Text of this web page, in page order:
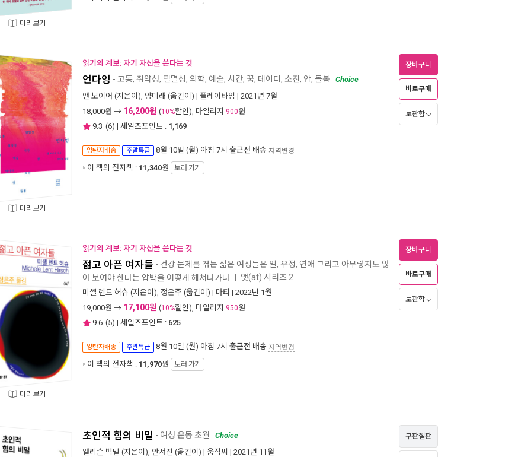
미리보기
미리보기
읽기의 계보: 자기 자신을 쓴다는 것
언다잉 - 고통, 취약성, 필멸성, 의학, 예술, 시간, 꿈, 데이터, 소진, 암, 돌봄
Choice
앤 보이어 (지은이), 양미래 (옮긴이) | 플레이타임 | 2021년 7월
18,000원 → 16,200원 (10%할인), 마일리지 900원
9.3 (6) | 세일즈포인트 : 1,169
양탄자배송 주말특급 8월 10일 (월) 아침 7시 출근전 배송 지역변경
이 책의 전자책 : 11,340원 보러 가기
장바구니
바로구매
보관함
미리보기
읽기의 계보: 자기 자신을 쓴다는 것
젊고 아픈 여자들 - 건강 문제를 겪는 젊은 여성들은 일, 우정, 연애 그리고 아무렇지도 않
아 보여야 한다는 압박을 어떻게 헤쳐나가나 앳(at) 시리즈 2
미셸 렌트 허슈 (지은이), 정은주 (옮긴이) | 마티 | 2022년 1월
19,000원 → 17,100원 (10%할인), 마일리지 950원
9.6 (5) | 세일즈포인트 : 625
양탄자배송 주말특급 8월 10일 (월) 아침 7시 출근전 배송 지역변경
이 책의 전자책 : 11,970원 보러 가기
장바구니
바로구매
보관함
초인적 힘의 비밀 - 여성 운동 초월
Choice
앨리슨 벡델 (지은이), 안서진 (옮긴이) | 움직씨 | 2021년 11월
구판절판